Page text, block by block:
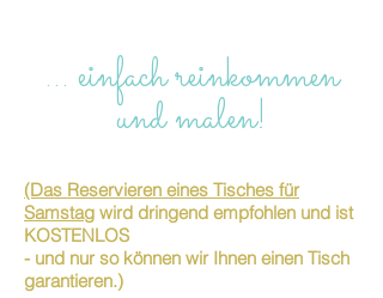
… einfach reinkommen
und malen!
(Das Reservieren eines Tisches für
Samstag wird dringend empfohlen und ist
KOSTENLOS
- und nur so können wir Ihnen einen Tisch
garantieren.)